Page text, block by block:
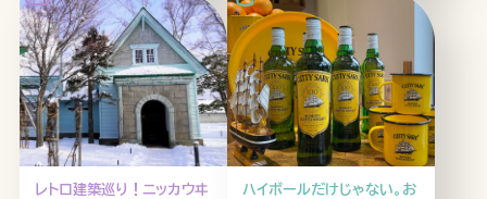
レトロ建築巡り！ニッカウヰ
ハイボールだけじゃない。お